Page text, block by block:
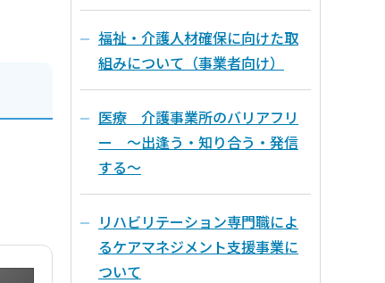
福祉・介護人材確保に向けた取
組みについて（事業者向け）
医療 介護事業所のバリアフリ
ー ～出逢う・知り合う・発信
する～
リハビリテーション専門職によ
るケアマネジメント支援事業に
ついて